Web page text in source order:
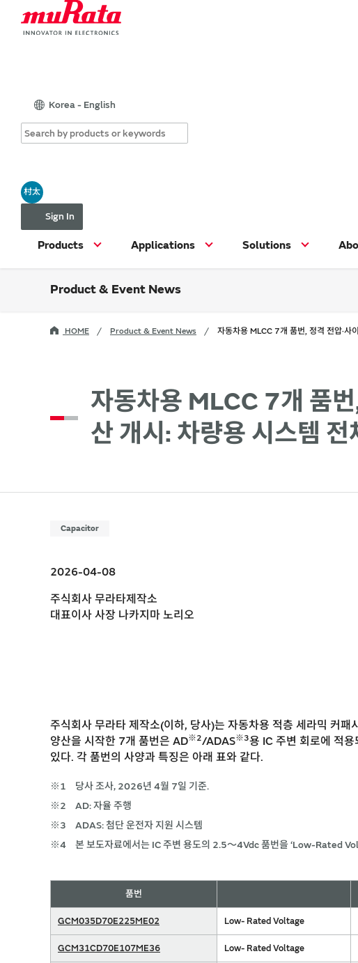
Korea - English
村太
Sign In
Products Applications Solutions
Product & Event News
HOME Product & Event News 자동차용 MLCC 7개 품번, 정격 전압·사
자동차용 MLCC 7개 품
산 개시: 차량용 시스템
Capacitor
2026-04-08
주식회사 무라타제작소
대표이사 사장 나카지마 노리오
주식회사 무라타 제작소(이하, 당사)는 자동차용 적층 세라믹 커패
양산을 시작한 7개 품번은 AD※2/ADAS※3용 IC 주변 회로에 적
있다. 각 품번의 사양과 특징은 아래 표와 같다.
※1
당사 조사, 2026년 4월 7일 기준.
※2
AD: 자율 주행
※3
ADAS: 첨단 운전자 지원 시스템
※4
본 보도자료에서는 IC 주변 용도의 2.5～4Vdc 품번을 ‘Low-Rated
품번
GCM035D70E225ME02 Low- Rated Voltage
GCM31CD70E107ME36 Low- Rated Voltage